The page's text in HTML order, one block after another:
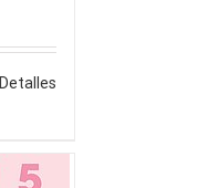
Detalles